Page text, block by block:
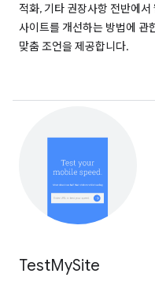
적화, 기타 권장사항 전반에서
사이트를 개선하는 방법에 관
맞춤 조언을 제공합니다.
TestMySite